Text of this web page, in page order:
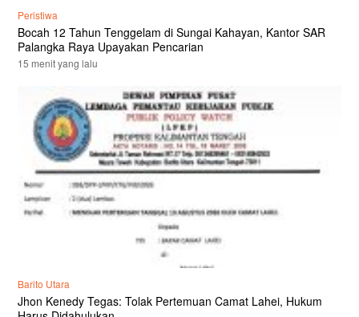
Peristiwa
Bocah 12 Tahun Tenggelam di Sungai Kahayan, Kantor SAR
Palangka Raya Upayakan Pencarian
15 menit yang lalu
Barito Utara
Jhon Kenedy Tegas: Tolak Pertemuan Camat Lahei, Hukum